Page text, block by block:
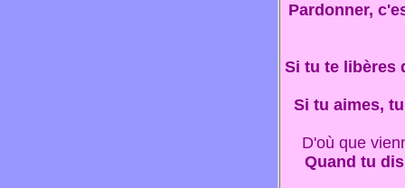
Pardonner,
Si tu te libères
Si tu aimes,
D'où que
Quand tu